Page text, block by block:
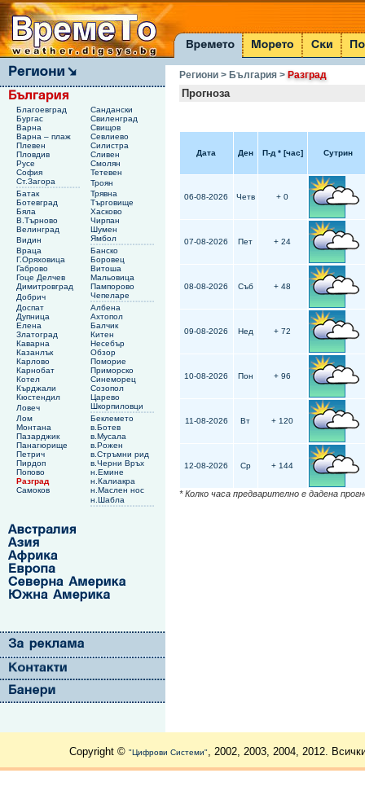
Благоевград
Сандански
Бургас
Свиленград
Варна
Свищов
Варна – плаж
Севлиево
Плевен
Силистра
Пловдив
Сливен
Русе
Смолян
София
Тетевен
Ст.Загора
Троян
Батак
Трявна
Ботевград
Търговище
Бяла
Хасково
В.Търново
Чирпан
Велинград
Шумен
Видин
Ямбол
Враца
Банско
Г.Оряховица
Боровец
Габрово
Витоша
Гоце Делчев
Мальовица
Димитровград
Пампорово
Добрич
Чепеларе
Доспат
Албена
Дупница
Ахтопол
Елена
Балчик
Златоград
Китен
Каварна
Несебър
Казанлък
Обзор
Карлово
Поморие
Карнобат
Приморско
Котел
Синеморец
Кърджали
Созопол
Кюстендил
Царево
Ловеч
Шкорпиловци
Лом
Беклемето
Монтана
в.Ботев
Пазарджик
в.Мусала
Панагюрище
в.Рожен
Петрич
в.Стръмни рид
Пирдоп
в.Черни Връх
Попово
н.Емине
Разград
н.Калиакра
Самоков
н.Маслен нос
н.Шабла
Региони > България>Разград
Прогноза
Дата Ден П-д *[час] Сутрин
06-08-2026 Четв + 0
07-08-2026 Пет + 24
08-08-2026 Съб + 48
09-08-2026 Нед + 72
10-08-2026 Пон + 96
11-08-2026 Вт + 120
12-08-2026 Ср + 144
* Колко часа предварително е дадена
Copyright © "Цифрови Системи", 2002, 2003, 2004, 2012.